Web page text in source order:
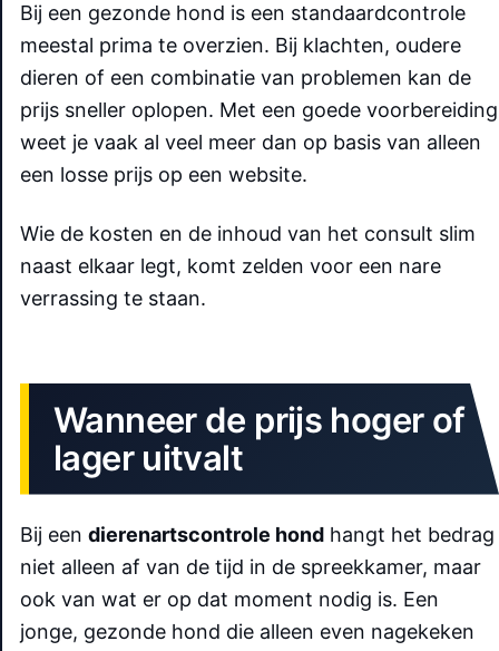
Bij een gezonde hond is een standaardcontrole
meestal prima te overzien. Bij klachten, oudere
dieren of een combinatie van problemen kan de
prijs sneller oplopen. Met een goede voorbereiding
weet je vaak al veel meer dan op basis van alleen
een losse prijs op een website.
Wie de kosten en de inhoud van het consult slim
naast elkaar legt, komt zelden voor een nare
verrassing te staan.
Wanneer de prijs hoger of
lager uitvalt
Bij een dierenartscontrole hond hangt het bedrag
niet alleen af van de tijd in de spreekkamer, maar
ook van wat er op dat moment nodig is. Een
jonge, gezonde hond die alleen even nagekeken